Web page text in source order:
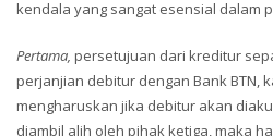
kendala yang sangat esensial dalam
Pertama, persetujuan dari kreditur
perjanjian debitur dengan Bank BTN,
mengharuskan jika debitur akan
diambil alih oleh pihak ketiga, maka